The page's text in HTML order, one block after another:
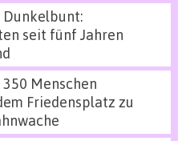
seit fünf Jahren
350 Menschen
Friedensplatz zu